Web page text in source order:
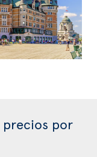
precios por